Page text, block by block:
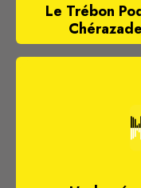
Le Trébon